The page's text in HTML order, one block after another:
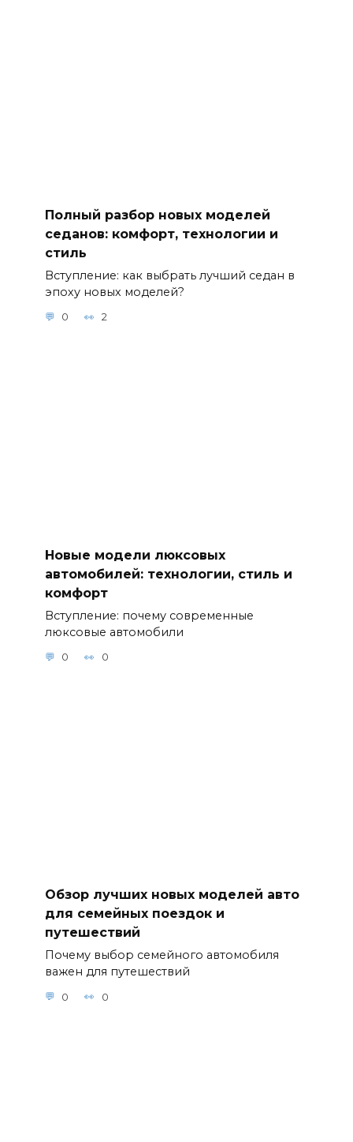
Полный разбор новых моделей
седанов: комфорт, технологии и
стиль
Вступление: как выбрать лучший седан в
эпоху новых моделей?
0 2
Новые модели люксовых
автомобилей: технологии, стиль и
комфорт
Вступление: почему современные
люксовые автомобили
0 0
Обзор лучших новых моделей авто
для семейных поездок и
путешествий
Почему выбор семейного автомобиля
важен для путешествий
0 0